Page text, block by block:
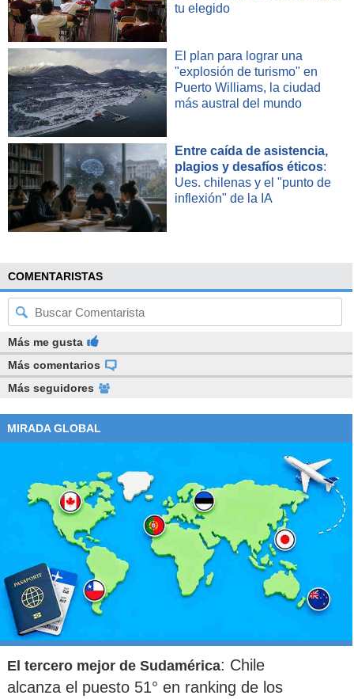
tu elegido
El plan para lograr una
"explosión de turismo" en
Puerto Williams, la ciudad
más austral del mundo
Entre caída de asistencia,
plagios y desafíos éticos:
Ues. chilenas y el "punto de
inflexión" de la IA
COMENTARISTAS
Más me gusta
Más comentarios
Más seguidores
MIRADA GLOBAL
El tercero mejor de Sudamérica: Chile
alcanza el puesto 51° en ranking de los